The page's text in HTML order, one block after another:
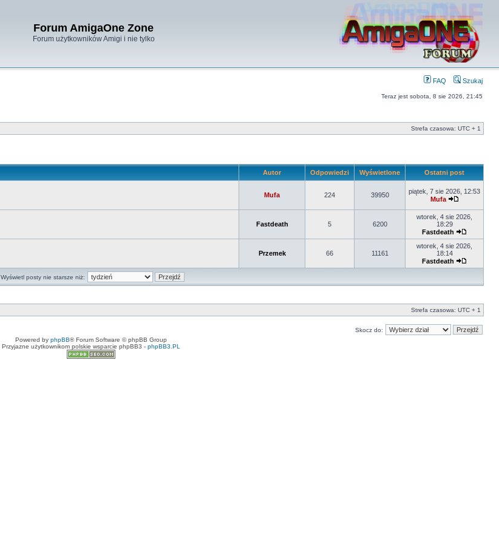
Forum AmigaOne Zone
Forum użytkowników Amigi i nie tylko
FAQ Szukaj
Teraz jest sobota, 8 sie 2026, 21:45
Strefa czasowa: UTC + 1
Autor Odpowiedzi Wyświetlone Ostatni post
Mufa 224 39950
piątek, 7 sie 2026, 12:53
Mufa
Fastdeath 5 6200
wtorek, 4 sie 2026,
18:29
Fastdeath
Przemek 66 11161
wtorek, 4 sie 2026,
18:14
Fastdeath
Wyświetl posty nie starsze niż:
Strefa czasowa: UTC + 1
Skocz do:
Powered by phpBB® Forum Software © phpBB Group
Przyjazne użytkownikom polskie wsparcie phpBB3 - phpBB3.PL